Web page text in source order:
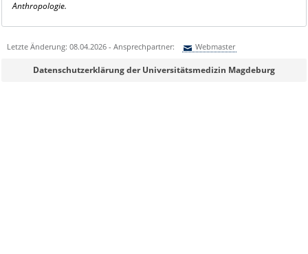
Anthropologie.
Letzte Änderung: 08.04.2026 - Ansprechpartner: Webmaster
Sie können eine Nachricht versenden an:Webmaster
Datenschutzerklärung der Universitätsmedizin Magdeburg